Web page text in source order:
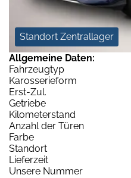
Standort Zentrallager
Allgemeine Daten:
Fahrzeugtyp
Karosserieform
Erst-Zul.
Getriebe
Kilometerstand
Anzahl der Türen
Farbe
Standort
Lieferzeit
Unsere Nummer